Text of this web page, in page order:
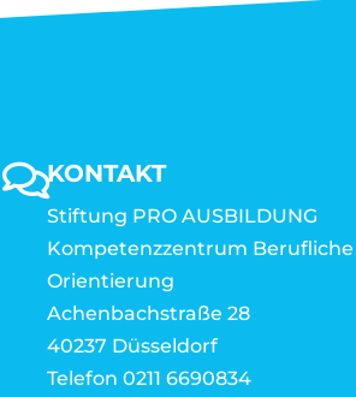
KONTAKT
Stiftung PRO AUSBILDUNG
Kompetenzzentrum Berufliche
Orientierung
Achenbachstraße 28
40237 Düsseldorf
Telefon 0211 6690834